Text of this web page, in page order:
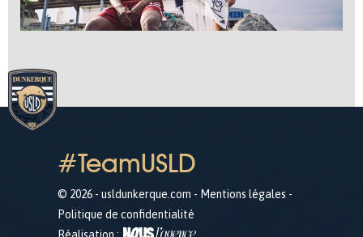
#TeamUSLD
© 2026 - usldunkerque.com - Mentions légales -
Politique de confidentialité
Réalisation :